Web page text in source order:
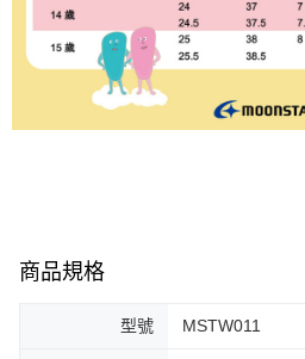
商品規格
型號 MSTW011